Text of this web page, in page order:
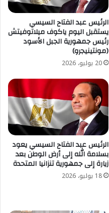
الرئيس عبد الفتاح السيسي
يستقبل اليوم ياكوف ميلاتوفيتش
رئيس جمهورية الجبل الأسود
(مونتينيجرو)
20 يوليو، 2026
الرئيس عبد الفتاح السيسي يعود
بسلامة الله إلى أرض الوطن بعد
زيارة إلى جمهورية تنزانيا المتحدة
18 يوليو، 2026